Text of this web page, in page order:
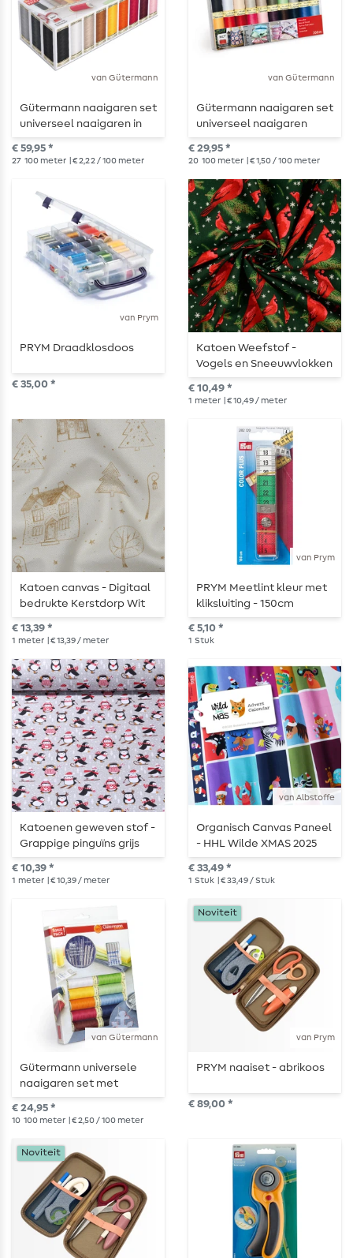
van Gütermann
Gütermann naaigaren set
universeel naaigaren in
een transparant doosje
€ 59,95 *
27 100 meter | € 2,22 / 100 meter
van Gütermann
Gütermann naaigaren set
universeel naaigaren
20x100m
€ 29,95 *
20 100 meter | € 1,50 / 100 meter
van Prym
PRYM Draadklosdoos
€ 35,00 *
Katoen Weefstof -
Vogels en Sneeuwvlokken
Dennengroen
€ 10,49 *
1 meter | € 10,49 / meter
Katoen canvas - Digitaal
bedrukte Kerstdorp Wit
€ 13,39 *
1 meter | € 13,39 / meter
van Prym
PRYM Meetlint kleur met
kliksluiting - 150cm
€ 5,10 *
1 Stuk
Katoenen geweven stof -
Grappige pinguïns grijs
€ 10,39 *
1 meter | € 10,39 / meter
van Albstoffe
Organisch Canvas Paneel
- HHL Wilde XMAS 2025
Adventskalender
€ 33,49 *
1 Stuk | € 33,49 / Stuk
van Gütermann
Gütermann universele
naaigaren set met
naainaalden
€ 24,95 *
10 100 meter | € 2,50 / 100 meter
van Prym
Noviteit
PRYM naaiset - abrikoos
€ 89,00 *
Noviteit